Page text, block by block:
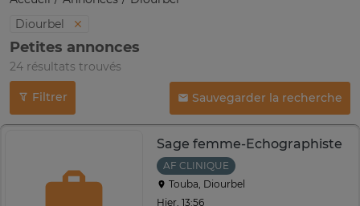
Diourbel
Petites annonces
24 résultats trouvés
Filtrer Sauvegarder la recherche
Sage femme-Echographiste
AF CLINIQUE
Touba, Diourbel
Hier, 13:56